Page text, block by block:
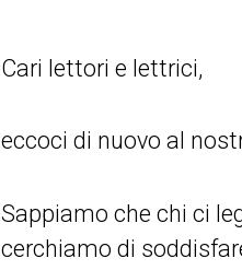
Cari lettori e lettrici,
eccoci di nuovo al
Sappiamo che chi ci
cerchiamo di